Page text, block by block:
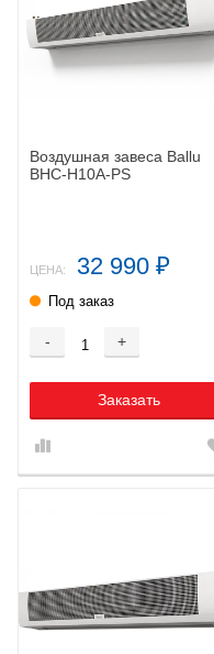
Воздушная завеса Ballu
BHC-H10A-PS
ЦЕНА: 32 990 ₽
Под заказ
- +
Заказать